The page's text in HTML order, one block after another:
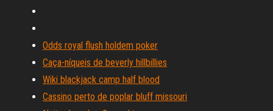
Odds royal flush holdem poker
Caça-níqueis de beverly hillbillies
Wiki blackjack camp half blood
Cassino perto de poplar bluff missouri